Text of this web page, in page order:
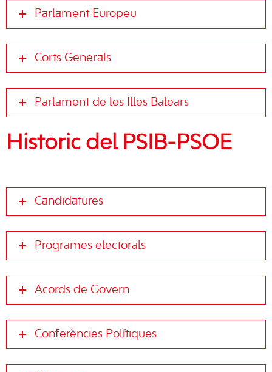
Parlament Europeu
Corts Generals
Parlament de les Illes Balears
Històric del PSIB-PSOE
Candidatures
Programes electorals
Acords de Govern
Conferències Polítiques